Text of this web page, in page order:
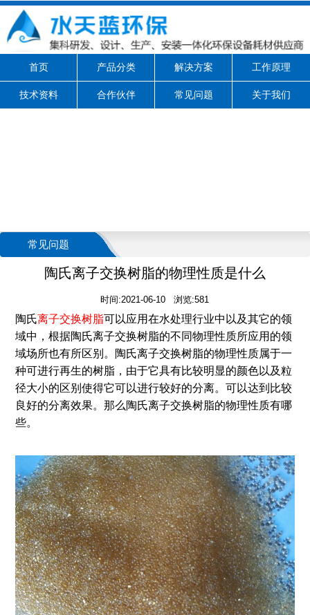
首页 产品分类 解决方案 工作原理
技术资料 合作伙伴 常见问题 关于我们
常见问题
陶氏离子交换树脂的物理性质是什么
时间:2021-06-10 浏览:581
陶氏离子交换树脂可以应用在水处理行业中以及其它的领
域中，根据陶氏离子交换树脂的不同物理性质所应用的领
域场所也有所区别。陶氏离子交换树脂的物理性质属于一
种可进行再生的树脂，由于它具有比较明显的颜色以及粒
径大小的区别使得它可以进行较好的分离。可以达到比较
良好的分离效果。那么陶氏离子交换树脂的物理性质有哪
些。